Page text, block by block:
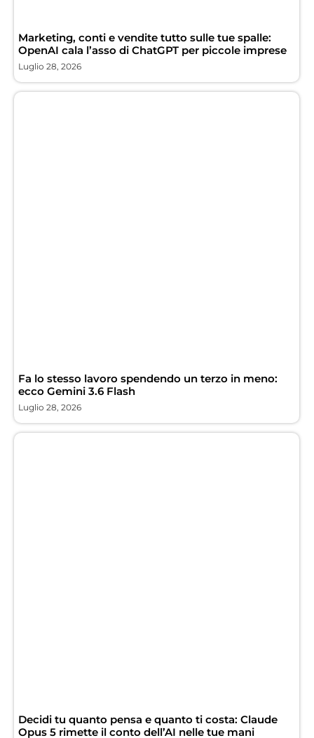
Marketing, conti e vendite tutto sulle tue spalle:
OpenAI cala l’asso di ChatGPT per piccole imprese
Luglio 28, 2026
Fa lo stesso lavoro spendendo un terzo in meno:
ecco Gemini 3.6 Flash
Luglio 28, 2026
Decidi tu quanto pensa e quanto ti costa: Claude
Opus 5 rimette il conto dell’AI nelle tue mani